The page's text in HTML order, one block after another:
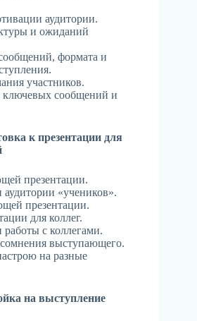
аудитории.
и ожиданий
формата и
участников.
ключевых сообщений и
к презентации для
презентации.
«учеников».
презентации.
для коллег.
с коллегами.
выступающего.
на разные
на выступление